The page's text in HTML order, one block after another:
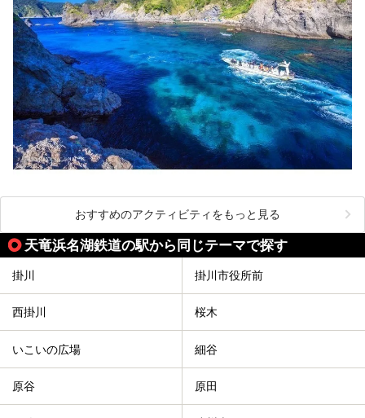
おすすめのアクティビティをもっと見る
天竜浜名湖鉄道の駅から同じテーマで探す
掛川 掛川市役所前
西掛川 桜木
いこいの広場 細谷
原谷 原田